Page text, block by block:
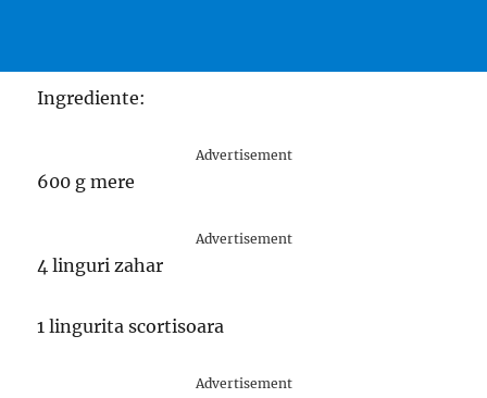
Ingrediente:
Advertisement
600 g mere
Advertisement
4 linguri zahar
1 lingurita scortisoara
Advertisement